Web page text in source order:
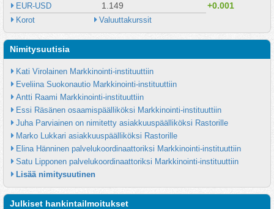
EUR-USD 1.149 +0.001
Korot Valuuttakurssit
Nimitysuutisia
Kati Virolainen Markkinointi-instituuttiin
Eveliina Suokonautio Markkinointi-instituuttiin
Antti Raami Markkinointi-instituuttiin
Essi Räsänen osaamispäälliköksi Markkinointi-instituuttiin
Juha Parviainen on nimitetty asiakkuuspäälliköksi Rastorille
Marko Lukkari asiakkuuspäälliköksi Rastorille
Elina Hänninen palvelukoordinaattoriksi Markkinointi-instituuttiin
Satu Lipponen palvelukoordinaattoriksi Markkinointi-instituuttiin
Lisää nimitysuutinen
Julkiset hankintailmoitukset